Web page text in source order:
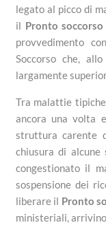
legato al picco di
il Pronto soccorso
provvedimento
Soccorso che,
largamente
Tra malattie
ancora una volta
struttura carente
chiusura di
congestionato il
sospensione dei
liberare il Pronto
ministeriali,